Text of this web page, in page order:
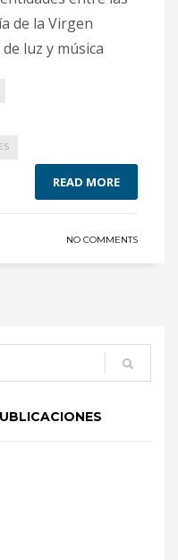
de la Virgen
luz y música
READ MORE
NO COMMENTS